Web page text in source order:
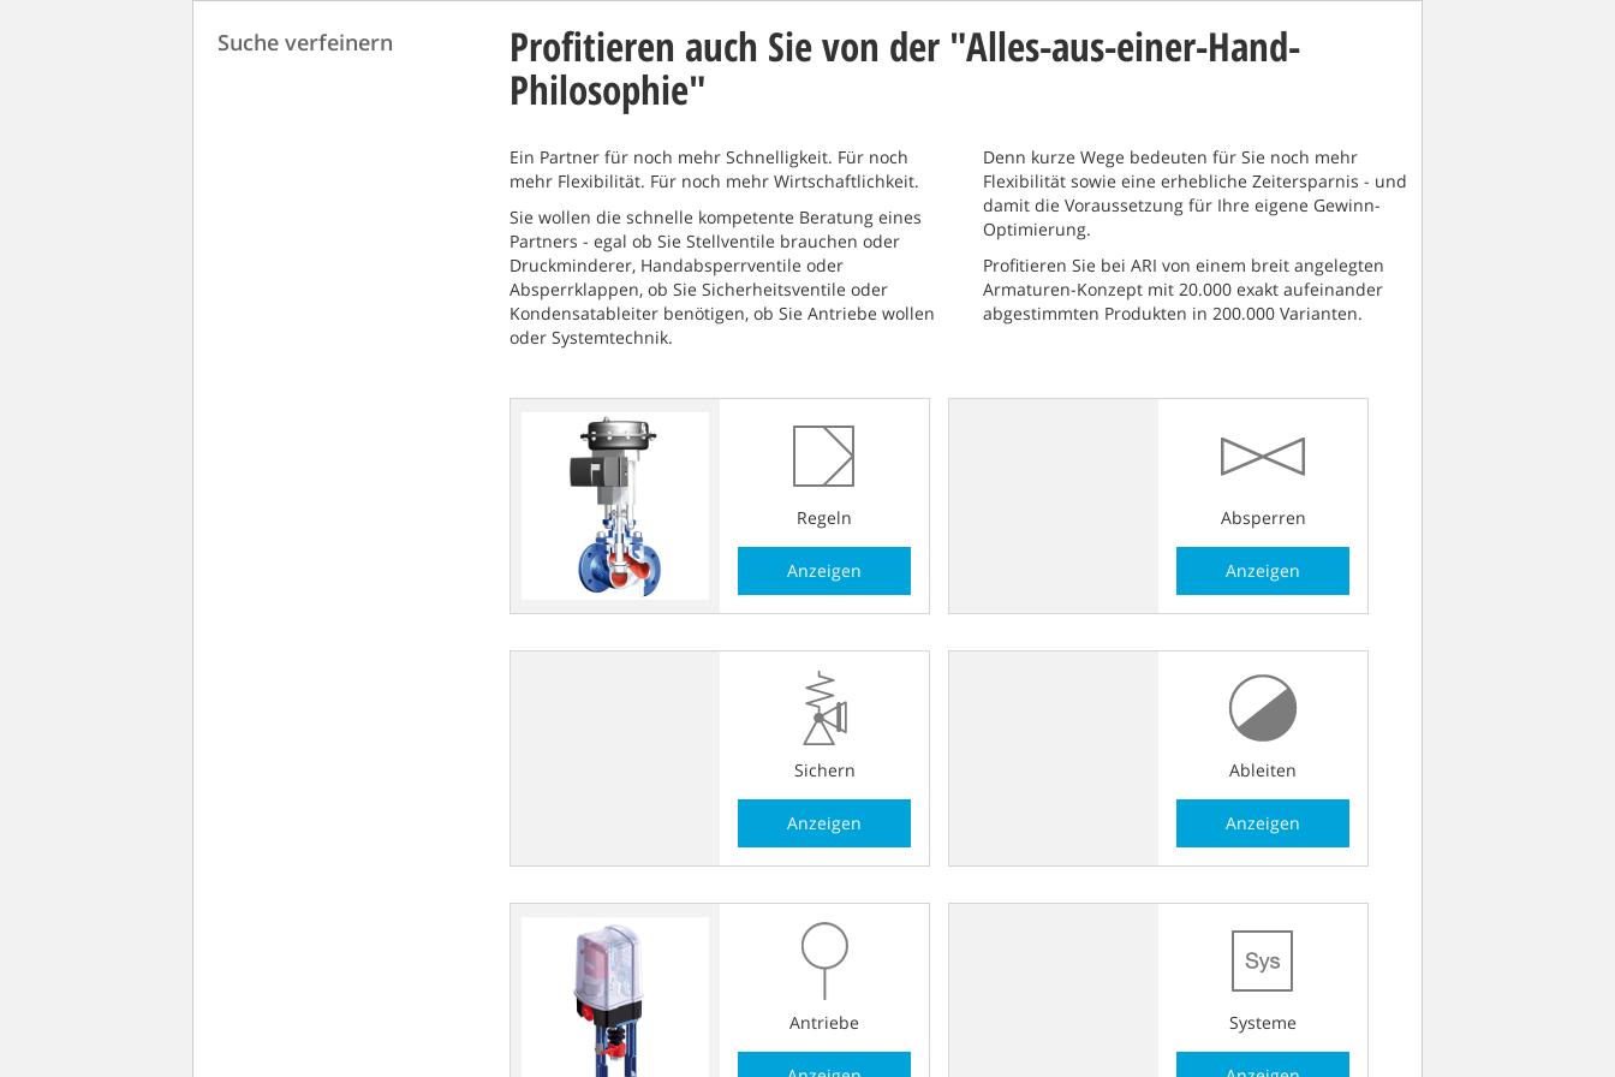
Profitieren auch Sie von der "Alles-aus-einer-Hand-
Philosophie"
Ein Partner für noch mehr Schnelligkeit. Für noch
mehr Flexibilität. Für noch mehr Wirtschaftlichkeit.
Sie wollen die schnelle kompetente Beratung eines
Partners - egal ob Sie Stellventile brauchen oder
Druckminderer, Handabsperrventile oder
Absperrklappen, ob Sie Sicherheitsventile oder
Kondensatableiter benötigen, ob Sie Antriebe wollen
oder Systemtechnik.
Denn kurze Wege bedeuten für Sie noch mehr
Flexibilität sowie eine erhebliche Zeitersparnis - und
damit die Voraussetzung für Ihre eigene Gewinn-
Optimierung.
Profitieren Sie bei ARI von einem breit angelegten
Armaturen-Konzept mit 20.000 exakt aufeinander
abgestimmten Produkten in 200.000 Varianten.
Regeln
Anzeigen
Absperren
Anzeigen
Sichern
Anzeigen
Ableiten
Anzeigen
Antriebe Systeme
Suche verfeinern